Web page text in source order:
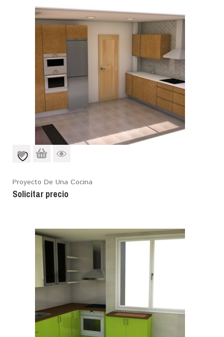
Proyecto De Una Cocina
Solicitar precio